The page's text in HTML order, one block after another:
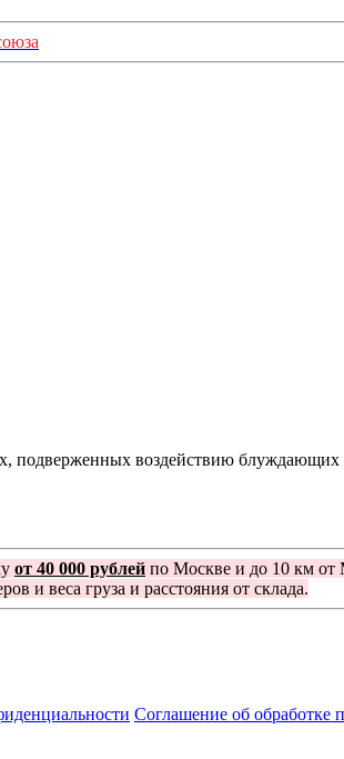
воздействию блуждающих
от 40 000 рублей по Москве и до 10 км
и веса груза и расстояния от склада.
Соглашение об обработке